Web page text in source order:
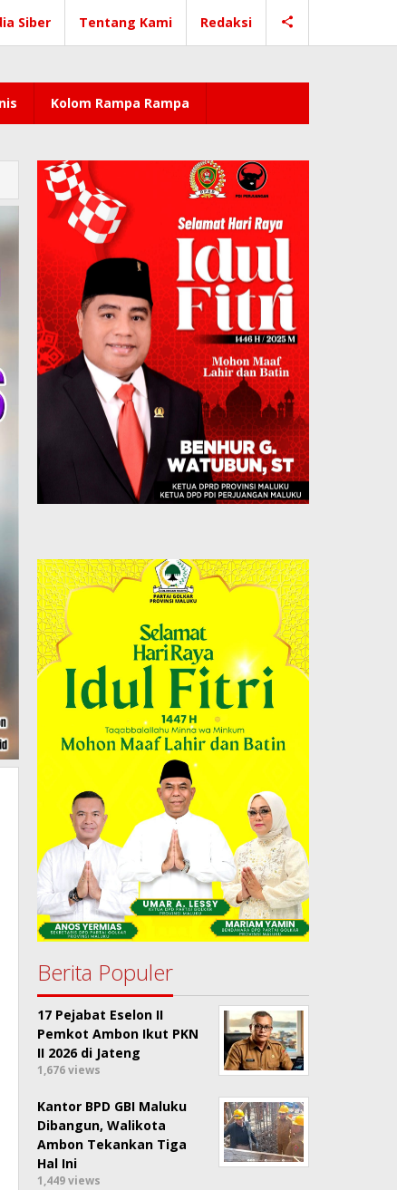
Siber Tentang Kami Redaksi
Kolom Rampa Rampa
Berita Populer
17 Pejabat Eselon II
Pemkot Ambon Ikut PKN
II 2026 di Jateng
1,676 views
Kantor BPD GBI Maluku
Dibangun, Walikota
Ambon Tekankan Tiga
Hal Ini
1,449 views